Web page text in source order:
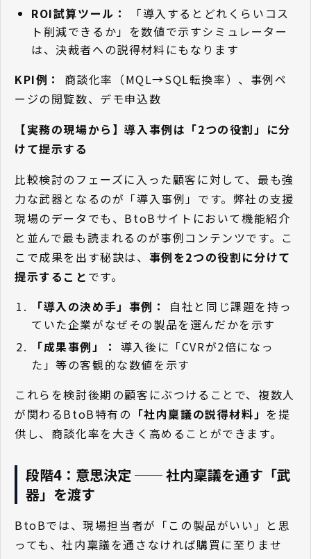
ROI試算ツール：
「導入するとどれくらいコス
ト削減できるか」を数値で示すシミュレーター
は、決裁者への説得材料にもなります
KPI例：
商談化率（MQL→SQL転換率）、事例ペ
ージの閲覧数、デモ申込数
【実務の現場から】導入事例は「2つの役割」に分
けて提示する
比較検討のフェーズに入った顧客に対して、最も強
力な武器となるのが「導入事例」です。弊社の支援
現場のデータでも、BtoBサイトにおいて機能紹介
と並んで最も読まれるのが事例コンテンツです。こ
こで成果を出す秘訣は、 事例を2つの役割に分けて
提示すること です。
「導入の決め手」事例：
自社と同じ課題を持っ
ていた企業がなぜその製品を選んだかを示す
「成果事例」： 導入後に「CVRが2倍になっ
た」等の客観的な数値を示す
これらを検討後期の顧客にぶつけることで、複数人
が関わるBtoB特有の 「社内稟議の説得材料」 を提
供し、商談化率を大きく高めることができます。
段階4：意思決定 ── 社内稟議を通す「武
器」を渡す
BtoBでは、現場担当者が「この製品がいい」と思
っても、社内稟議を通さなければ購買に至りませ